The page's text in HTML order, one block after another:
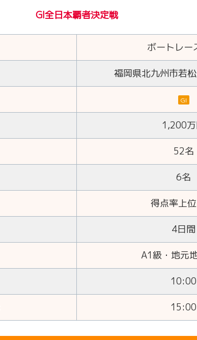
GI全日本覇者決定戦
ボートレー
福岡県北九州市若
GI
1,200
52名
6名
得点率上
4日間
A1級・地元
10:00
15:00